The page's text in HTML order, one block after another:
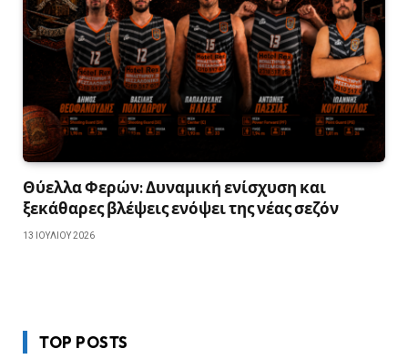
Θύελλα Φερών: Δυναμική ενίσχυση και
ξεκάθαρες βλέψεις ενόψει της νέας σεζόν
13 ΙΟΥΛΊΟΥ 2026
TOP POSTS